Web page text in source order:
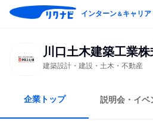
インターン＆キャリア
川口土木建築工業
建築設計・建設・土木・不動産
企業トップ 説明会・イベ